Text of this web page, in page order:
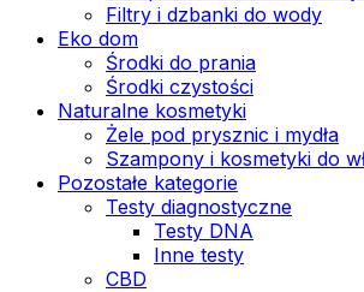
Filtry i dzbanki do wody
Eko dom
Środki do prania
Środki czystości
Naturalne kosmetyki
Żele pod prysznic i mydła
Szampony i kosmetyki do
Pozostałe kategorie
Testy diagnostyczne
Testy DNA
Inne testy
CBD